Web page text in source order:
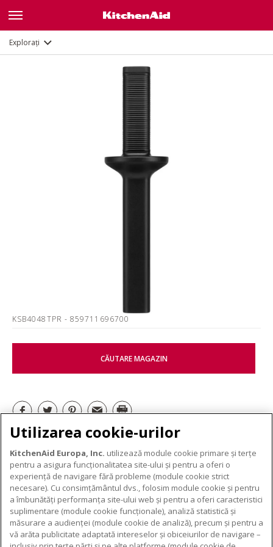
Explorați
KSB4048TPR - 859711696700
CĂUTARE MAGAZIN
ELECTROCASNICE MICI
DESPRE KITCHENAID
Despre KitchenAid
Istoria mărcii
PRODUSELE NOASTRE
Utilizarea cookie-urilor
KitchenAid Europa, Inc. utilizează module cookie primare și terțe
pentru a asigura funcționalitatea site-ului și pentru a oferi o
experiență de navigare fără probleme (module cookie strict
necesare). Cu consimțământul dvs., folosim module cookie și pentru
a îmbunătăți performanța site-ului web și pentru a oferi caracteristici
suplimentare (module cookie funcționale), analiză statistică și
măsurare a audienței (module cookie de analiză), precum și pentru a
vă arăta publicitate adaptată intereselor și obiceiurilor de navigare –